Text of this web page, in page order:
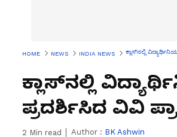
HOME NEWS INDIA NEWS ಕ್ಲಾಸ್‌ನಲ್ಲಿ
ಕ್ಲಾಸ್‌ನಲ್ಲಿ
ಪ್ರದರ್ಶಿಸಿದ ವಿವಿ
2 Min read Author : BK Ashwin